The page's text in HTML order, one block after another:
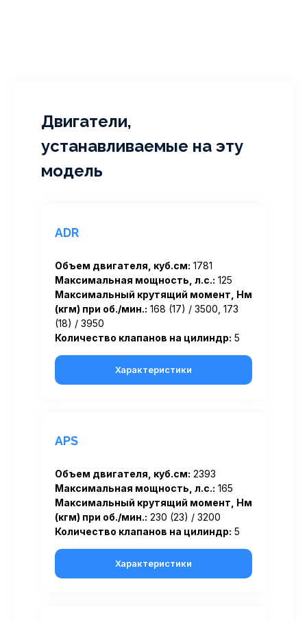
Двигатели,
устанавливаемые на эту
модель
ADR
Объем двигателя, куб.см: 1781
Максимальная мощность, л.с.: 125
Максимальный крутящий момент, Нм
(кгм) при об./мин.: 168 (17) / 3500, 173
(18) / 3950
Количество клапанов на цилиндр: 5
Характеристики
APS
Объем двигателя, куб.см: 2393
Максимальная мощность, л.с.: 165
Максимальный крутящий момент, Нм
(кгм) при об./мин.: 230 (23) / 3200
Количество клапанов на цилиндр: 5
Характеристики